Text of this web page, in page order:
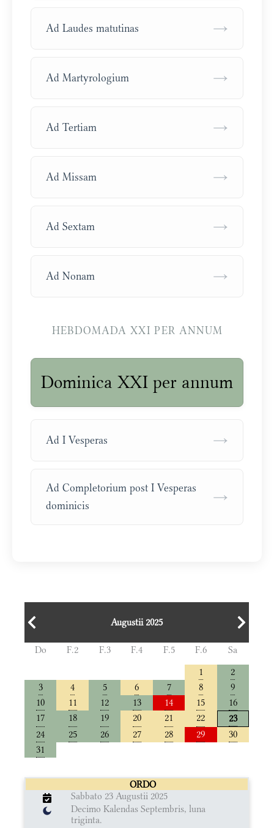
Ad Laudes matutinas →
Ad Martyrologium →
Ad Tertiam →
Ad Missam →
Ad Sextam →
Ad Nonam →
HEBDOMADA XXI PER ANNUM
Dominica XXI per annum
Ad I Vesperas →
Ad Completorium post I Vesperas
dominicis
→
Augustii 2025
Do F.2 F.3 F.4 F.5 F.6
Sa
1
2
3
4 5 6 7 8
9
10
11 12 13 14 15
16
17
18 19 20 21 22
23
24
25 26 27 28 29
30
31
ORDO
Sabbato 23 Augustii 2025
Decimo Kalendas Septembris, luna
triginta.